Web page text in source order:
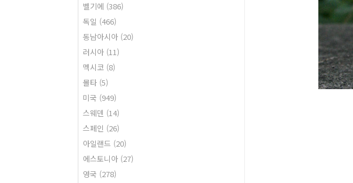
벨기에 (386)
독일 (466)
동남아시아 (20)
러시아 (11)
멕시코 (8)
몰타 (5)
미국 (949)
스웨덴 (14)
스페인 (26)
아일랜드 (20)
에스토니아 (27)
영국 (278)